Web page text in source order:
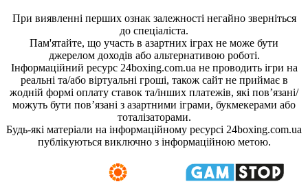
При виявленні перших ознак залежності негайно зверніться
до спеціаліста.
Пам'ятайте, що участь в азартних іграх не може бути
джерелом доходів або альтернативою роботі.
Інформаційний ресурс 24boxing.com.ua не проводить ігри на
реальні та/або віртуальні гроші, також сайт не приймає в
жодній формі оплату ставок та/інших платежів, які пов’язані/
можуть бути пов’язані з азартними іграми, букмекерами або
тоталізаторами.
Будь-які матеріали на інформаційному ресурсі 24boxing.com.ua
публікуються виключно з інформаційною метою.